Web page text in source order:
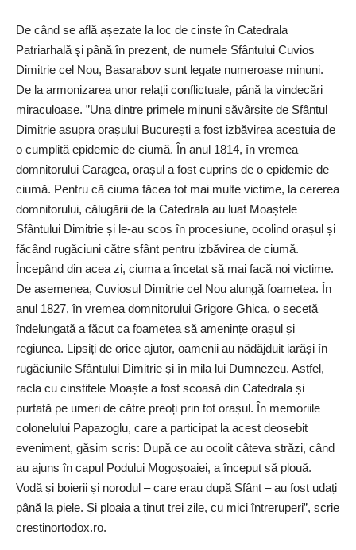
De când se află așe­zate la loc de cinste în Catedrala
Patriarhală şi până în prezent, de numele Sfântului Cuvios
Dimitrie cel Nou, Basarabov sunt legate numeroase minuni.
De la armonizarea unor relații conflictuale, până la vindecări
miraculoase. ”Una dintre primele minuni săvârșite de Sfântul
Dimitrie asupra orașului București a fost izbăvirea acestuia de
o cumplită epidemie de ciumă. În anul 1814, în vremea
domnitorului Caragea, orașul a fost cuprins de o epidemie de
ciumă. Pentru că ciuma făcea tot mai multe victime, la cererea
domnitorului, călugării de la Catedrala au ­luat Moaștele
Sfântului Dimitrie și le-au scos în procesiune, ocolind orașul și
făcând rugăciuni către sfânt pentru izbăvirea de ciumă.
Începând din acea zi, ciuma a încetat să mai facă noi victime.
De asemenea, Cuviosul Dimitrie cel Nou alungă foametea. În
anul 1827, în vremea domnitorului Grigore Ghica, o secetă
îndelungată a făcut ca foametea să amenințe orașul și
regiunea. Lipsiți de orice ajutor, oamenii au nădăjduit iarăși în
rugăciunile Sfântului Dimitrie și în mila lui Dumnezeu. Astfel,
racla cu cinstitele Moaște a fost scoasă din Catedrala și
purtată pe umeri de către preoți prin tot orașul. În memoriile
colonelului Papazoglu, care a participat la acest deosebit
eveniment, găsim scris: După ce au ocolit câteva străzi, când
au ajuns în capul Podului Mogoșoaiei, a început să plouă.
Vodă și boierii și norodul – care erau după Sfânt – au fost udați
până la piele. Și ploaia a ținut trei zile, cu mici întreruperi”, scrie
­crestinortodox.ro.